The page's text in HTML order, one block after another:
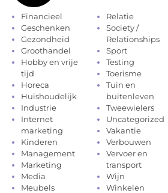
Financieel
Geschenken
Gezondheid
Groothandel
Hobby en vrije
tijd
Horeca
Huishoudelijk
Industrie
Internet
marketing
Kinderen
Management
Marketing
Media
Meubels
Relatie
Society /
Relationships
Sport
Testing
Toerisme
Tuin en
buitenleven
Tweewielers
Uncategorized
Vakantie
Verbouwen
Vervoer en
transport
Wijn
Winkelen